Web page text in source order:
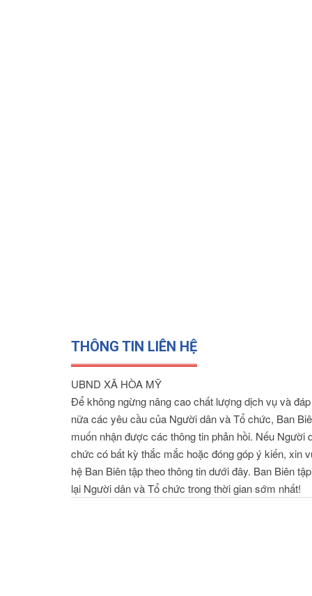
THÔNG TIN LIÊN HỆ
UBND XÃ HÒA MỸ
Để không ngừng nâng cao chất lượng dịch vụ và
nữa các yêu cầu của Người dân và Tổ chức, Ban
muốn nhận được các thông tin phản hồi. Nếu Người
chức có bất kỳ thắc mắc hoặc đóng góp ý kiến, xin
hệ Ban Biên tập theo thông tin dưới đây. Ban Biên
lại Người dân và Tổ chức trong thời gian sớm nhất!